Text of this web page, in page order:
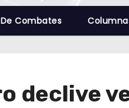
Combates
declive